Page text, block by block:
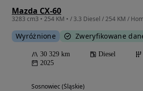
Mazda CX-60
Wyróżnione Zweryfikowane
30 329 km Diesel
2025
Sosnowiec (Śląskie)